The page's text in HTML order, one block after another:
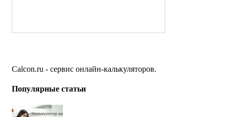
Calcon.ru - сервис онлайн-калькуляторов.
Популярные статьи